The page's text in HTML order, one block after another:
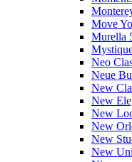
Move
Murella
Neo
Neue
New
New
New
New
New
New